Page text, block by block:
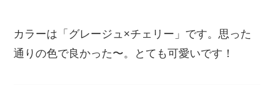
カラーは「グレージュ×チェリー」です。思った
通りの色で良かった〜。とても可愛いです！